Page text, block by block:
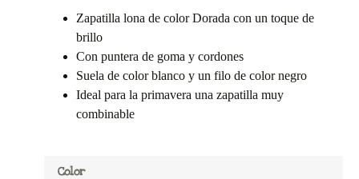
Zapatilla lona de color Dorada con un toque de
brillo
Con puntera de goma y cordones
Suela de color blanco y un filo de color negro
Ideal para la primavera una zapatilla muy
combinable
Color